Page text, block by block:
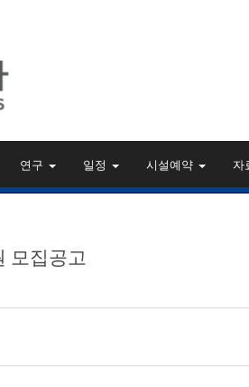
연구 일정 시설예약 자
모집공고